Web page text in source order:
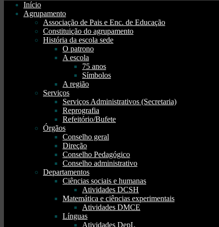
Início
Agrupamento
Associação de Pais e Enc. de Educação
Constituição do agrupamento
História da escola sede
O patrono
A escola
75 anos
Símbolos
A região
Serviços
Serviços Administrativos (Secretaria)
Reprografia
Refeitório/Bufete
Órgãos
Conselho geral
Direção
Conselho Pedagógico
Conselho administrativo
Departamentos
Ciências sociais e humanas
Atividades DCSH
Matemática e ciências experimentais
Atividades DMCE
Línguas
Atividades DepL